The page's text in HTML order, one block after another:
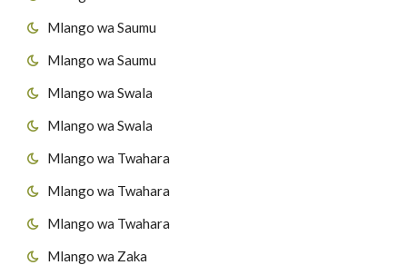
Mlango wa Saumu
Mlango wa Saumu
Mlango wa Swala
Mlango wa Swala
Mlango wa Twahara
Mlango wa Twahara
Mlango wa Twahara
Mlango wa Zaka